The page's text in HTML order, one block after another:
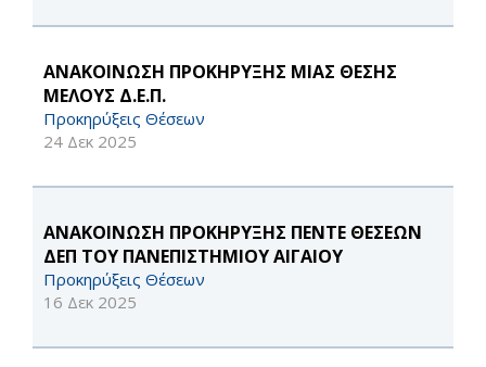
ΑΝΑΚΟΙΝΩΣΗ ΠΡΟΚΗΡΥΞΗΣ ΜΙΑΣ ΘΕΣΗΣ
ΜΕΛΟΥΣ Δ.Ε.Π.
Προκηρύξεις Θέσεων
24 Δεκ 2025
ΑΝΑΚΟΙΝΩΣΗ ΠΡΟΚΗΡΥΞΗΣ ΠΕΝΤΕ ΘΕΣΕΩΝ
ΔΕΠ ΤΟΥ ΠΑΝΕΠΙΣΤΗΜΙΟΥ ΑΙΓΑΙΟΥ
Προκηρύξεις Θέσεων
16 Δεκ 2025